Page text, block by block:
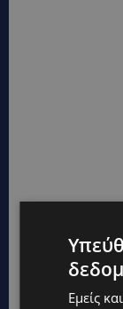
Εμείς